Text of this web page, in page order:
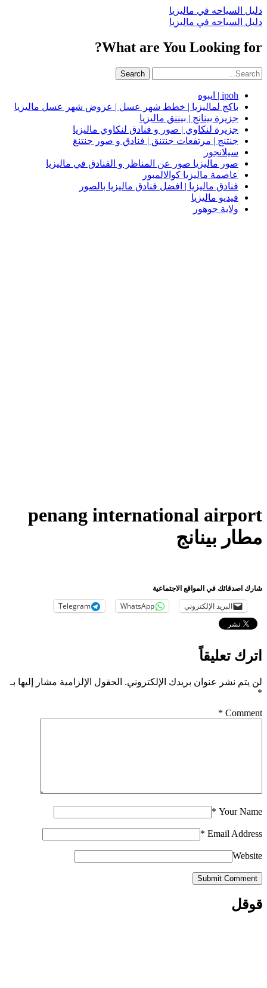
دليل السياحه في ماليزيا
دليل السياحه في ماليزيا
What are You Looking for?
Search
ipoh | ايبوه
باكج لماليزيا | خطط شهر عسل | عروض شهر عسل ماليزيا
جزيرة بينانج | بيننق ماليزيا
جزيرة لنكاوي | صور و فنادق لنكاوي ماليزيا
جنتنج | مرتفعات جنتنق | فنادق و صور جنتنغ
سيلانجور
صور ماليزيا صور عن المناظر و الفنادق في ماليزيا
عاصمة ماليزيا كوالالمبور
فنادق ماليزيا | افضل فنادق ماليزيا بالصور
فيديو ماليزيا
ولاية جوهور
penang international airport
مطار بينانج
شارك اصدقائك في المواقع الاجتماعية
البريد الإلكتروني WhatsApp
Telegram
اترك تعليقاً
لن يتم نشر عنوان بريدك الإلكتروني. الحقول الإلزامية مشار إليها بـ
*
Comment
*
Your Name
*
Email Address
*
Website
Submit Comment
قوقل